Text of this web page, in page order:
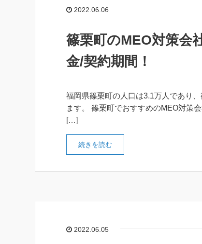
2022.06.06
篠栗町のMEO対策会
金/契約期間！
福岡県篠栗町の人口は3.1万人であり
ます。 篠栗町でおすすめのMEO対策
[…]
続きを読む
2022.06.05